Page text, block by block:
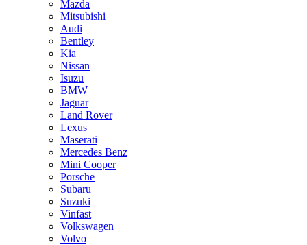
Mazda
Mitsubishi
Audi
Bentley
Kia
Nissan
Isuzu
BMW
Jaguar
Land Rover
Lexus
Maserati
Mercedes Benz
Mini Cooper
Porsche
Subaru
Suzuki
Vinfast
Volkswagen
Volvo